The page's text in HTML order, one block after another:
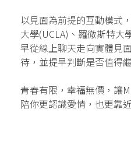
以見面為前提的互動模式
大學(UCLA)、羅徹斯特大
早從線上聊天走向實體見
待，並提早判斷是否值得
青春有限，幸福無價，讓
陪你更認識愛情，也更靠